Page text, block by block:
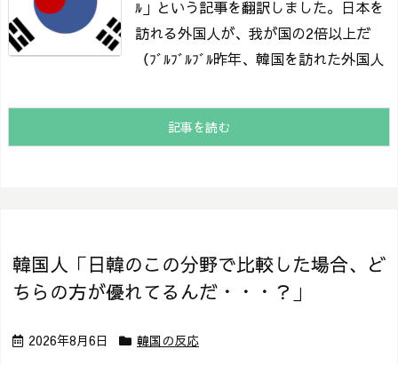
ﾙ」という記事を翻訳しました。 日本を
訪れる外国人が、我が国の2倍以上だ
（ﾌﾞﾙﾌﾞﾙﾌﾞﾙ昨年、韓国を訪れた外国人
記事を読む
韓国人「日韓のこの分野で比較した場合、ど
ちらの方が優れてるんだ・・・？」
2026年8月6日 韓国の反応